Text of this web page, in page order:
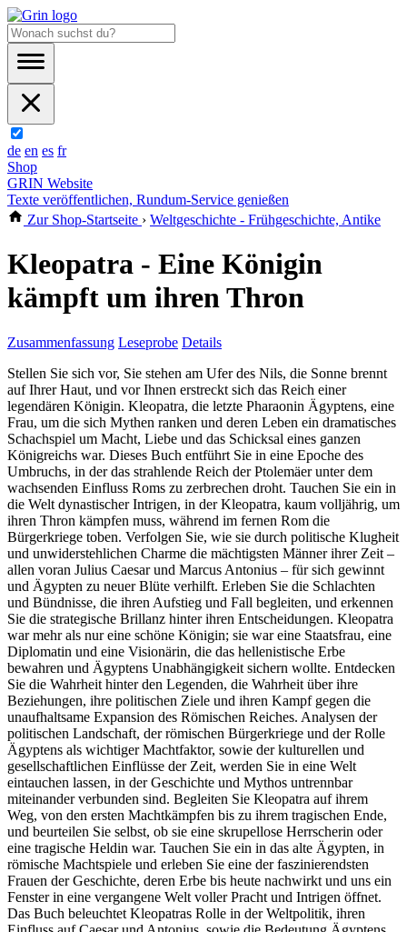
de en es fr
Shop
GRIN Website
Texte veröffentlichen, Rundum-Service genießen
Zur Shop-Startseite › Weltgeschichte - Frühgeschichte, Antike
Kleopatra - Eine Königin
kämpft um ihren Thron
Zusammenfassung Leseprobe Details
Stellen Sie sich vor, Sie stehen am Ufer des Nils, die Sonne brennt
auf Ihrer Haut, und vor Ihnen erstreckt sich das Reich einer
legendären Königin. Kleopatra, die letzte Pharaonin Ägyptens, eine
Frau, um die sich Mythen ranken und deren Leben ein dramatisches
Schachspiel um Macht, Liebe und das Schicksal eines ganzen
Königreichs war. Dieses Buch entführt Sie in eine Epoche des
Umbruchs, in der das strahlende Reich der Ptolemäer unter dem
wachsenden Einfluss Roms zu zerbrechen droht. Tauchen Sie ein in
die Welt dynastischer Intrigen, in der Kleopatra, kaum volljährig, um
ihren Thron kämpfen muss, während im fernen Rom die
Bürgerkriege toben. Verfolgen Sie, wie sie durch politische Klugheit
und unwiderstehlichen Charme die mächtigsten Männer ihrer Zeit –
allen voran Julius Caesar und Marcus Antonius – für sich gewinnt
und Ägypten zu neuer Blüte verhilft. Erleben Sie die Schlachten
und Bündnisse, die ihren Aufstieg und Fall begleiten, und erkennen
Sie die strategische Brillanz hinter ihren Entscheidungen. Kleopatra
war mehr als nur eine schöne Königin; sie war eine Staatsfrau, eine
Diplomatin und eine Visionärin, die das hellenistische Erbe
bewahren und Ägyptens Unabhängigkeit sichern wollte. Entdecken
Sie die Wahrheit hinter den Legenden, die Wahrheit über ihre
Beziehungen, ihre politischen Ziele und ihren Kampf gegen die
unaufhaltsame Expansion des Römischen Reiches. Analysen der
politischen Landschaft, der römischen Bürgerkriege und der Rolle
Ägyptens als wichtiger Machtfaktor, sowie der kulturellen und
gesellschaftlichen Einflüsse der Zeit, werden Sie in eine Welt
eintauchen lassen, in der Geschichte und Mythos untrennbar
miteinander verbunden sind. Begleiten Sie Kleopatra auf ihrem
Weg, von den ersten Machtkämpfen bis zu ihrem tragischen Ende,
und beurteilen Sie selbst, ob sie eine skrupellose Herrscherin oder
eine tragische Heldin war. Tauchen Sie ein in das alte Ägypten, in
römische Machtspiele und erleben Sie eine der faszinierendsten
Frauen der Geschichte, deren Erbe bis heute nachwirkt und uns ein
Fenster in eine vergangene Welt voller Pracht und Intrigen öffnet.
Das Buch beleuchtet Kleopatras Rolle in der Weltpolitik, ihren